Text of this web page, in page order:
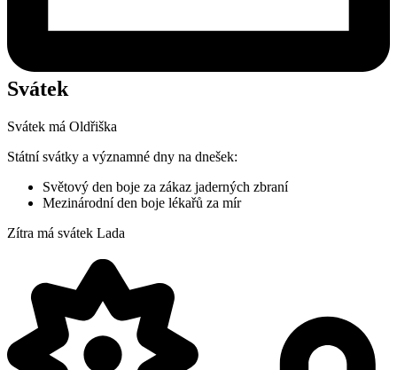
Svátek
Svátek má Oldřiška
Státní svátky a významné dny na dnešek:
Světový den boje za zákaz jaderných zbraní
Mezinárodní den boje lékařů za mír
Zítra má svátek Lada